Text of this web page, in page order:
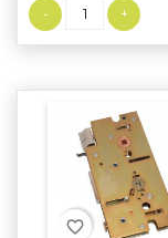
favorite_border